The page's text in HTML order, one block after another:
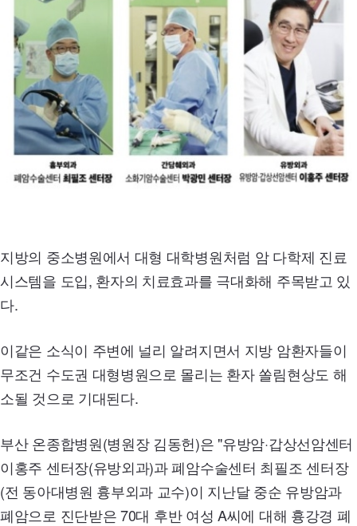
지방의 중소병원에서 대형 대학병원처럼 암 다학제 진료
시스템을 도입, 환자의 치료효과를 극대화해 주목받고 있
다.
이같은 소식이 주변에 널리 알려지면서 지방 암환자들이
무조건 수도권 대형병원으로 몰리는 환자 쏠림현상도 해
소될 것으로 기대된다.
부산 온종합병원(병원장 김동헌)은 "유방암·갑상선암센터
이홍주 센터장(유방외과)과 폐암수술센터 최필조 센터장
(전 동아대병원 흉부외과 교수)이 지난달 중순 유방암과
폐암으로 진단받은70대 후반 여성 A씨에 대해 흉강경 폐